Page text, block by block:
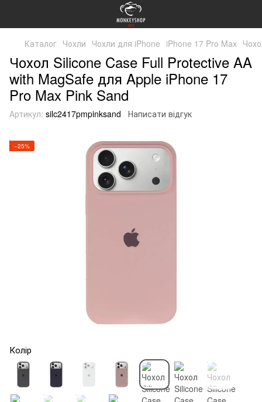
Каталог Чохли Чохли для iPhone iPhone 17 Pro Max
Чохол Silicone Case Full Protective AA
with MagSafe для Apple iPhone 17
Pro Max Pink Sand
Артикул: silc2417pmpinksand Написати відгук
−25%
Колір